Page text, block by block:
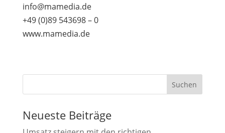
info@mamedia.de
+49 (0)89 543698 – 0
www.mamedia.de
Suchen
Neueste Beiträge